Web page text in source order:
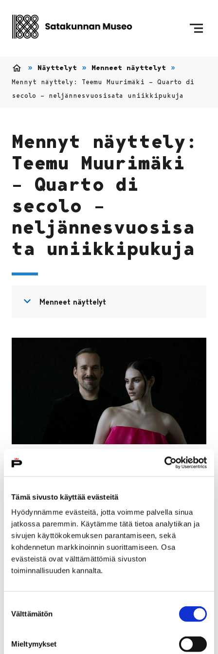
Tämä sivusto käyttää evästeitä
Hyödynnämme evästeitä, jotta voimme palvella sinua
jatkossa paremmin. Käytämme tätä tietoa analytiikan ja
sivujen käyttökokemuksen parantamiseen, sekä
kohdennetun markkinoinnin suorittamiseen. Osa
evästeistä ovat välttämättömiä sivuston
toiminnallisuuden kannalta.
valinta
Välttämätön
Mieltymykset
Näyttelyt Menneet näyttelyt
Mennyt näyttely: Teemu Muurimäki – Quarto di
secolo – neljännesvuosisata uniikkipukuja
Mennyt näyttely:
Teemu Muurimäki
– Quarto di
secolo –
neljännesvuosisa
ta uniikkipukuja
Avaa valikko
Sulje valikko
Menneet näyttelyt
26.4.2025 – 22.2.2026
Porilaislähtöisen muotisuunnittelijan Teemu
Muurimäen ensimmäinen oma näyttely koettiin
Satakunnan Museossa. Näyttely juhlisti Muurimäen jo
25 vuotta kestänyttä uraa. Kyseessä olo merkittävä
katsaus suomalaiseen muotitaiteeseen. Näyttelyn
toteuttivat Satakunnan Museo ja Teemu Muurimäki.
Suomen tunnetuimpiin muotisuunnittelijoihin kuuluva
lopulta lähtien. Muurimäen pukuja on nähty niin
Euroviisuissa kuin Cannesin elokuvajuhlilla. Vuodet
muotimaailman huipulla Ranskassa, Italiassa ja